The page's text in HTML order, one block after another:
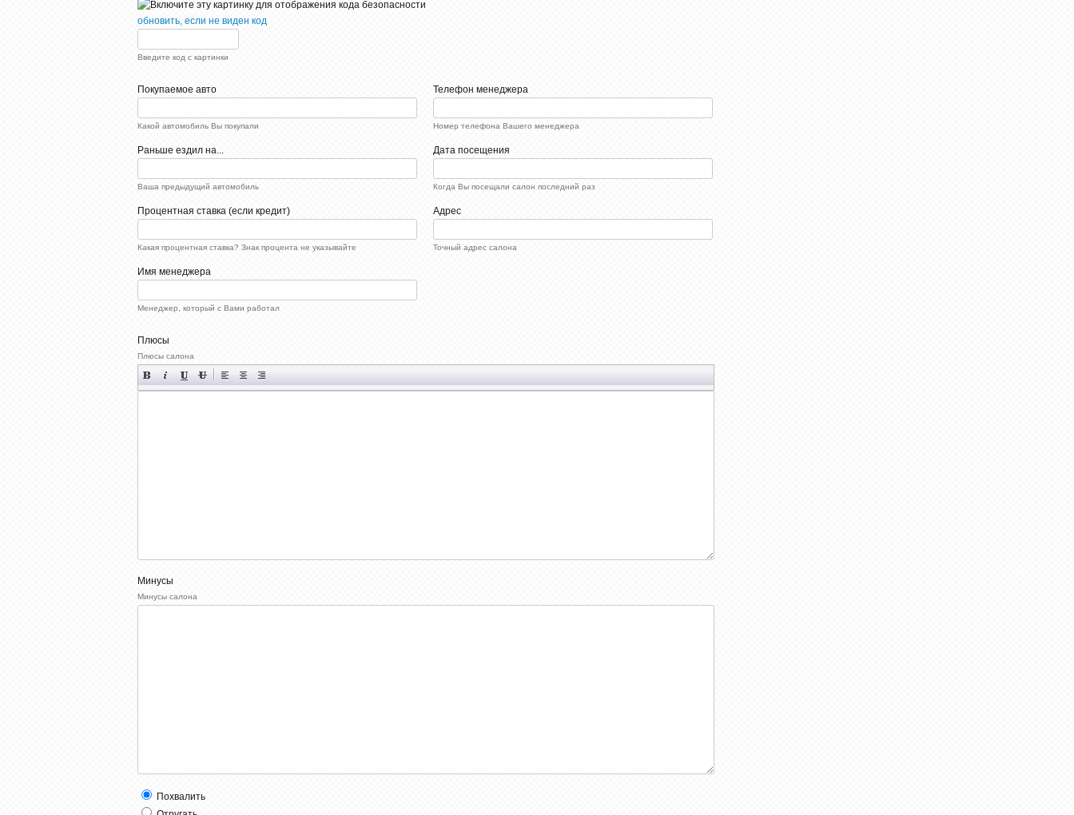
обновить, если не виден код
Введите код с картинки
Покупаемое авто
Какой автомобиль Вы покупали
Раньше ездил на...
Ваша предыдущий автомобиль
Процентная ставка (если кредит)
Какая процентная ставка? Знак процента не указывайте
Имя менеджера
Менеджер, который с Вами работал
Телефон менеджера
Номер телефона Вашего менеджера
Дата посещения
Когда Вы посещали салон последний раз
Адрес
Точный адрес салона
Плюсы
Плюсы салона
Минусы
Минусы салона
Похвалить